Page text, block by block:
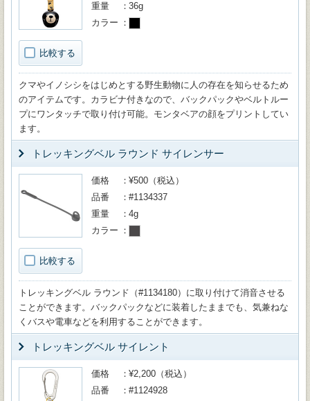
比較する
重量
36g
カラー
クマやイノシシをはじめとする野生動物に人の存在を知らせるため
のアイテムです。カラビナ付きなので、バックパックやベルトルー
プにワンタッチで取り付け可能。モンタベアの顔をプリントしてい
ます。
トレッキングベル ラウンド サイレンサー
比較する
価格
¥500（税込）
品番
#1134337
重量
4g
カラー
トレッキングベル ラウンド（#1134180）に取り付けて消音させる
ことができます。バックパックなどに装着したままでも、気兼ねな
くバスや電車などを利用することができます。
トレッキングベル サイレント
価格
¥2,200（税込）
品番
#1124928